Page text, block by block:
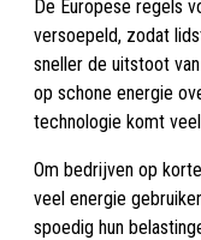
De Europese regels
versoepeld, zodat
sneller de uitstoot
op schone energie
technologie komt
Om bedrijven op
veel energie
spoedig hun